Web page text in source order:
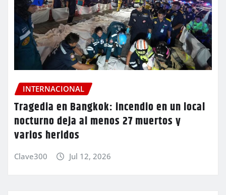
INTERNACIONAL
Tragedia en Bangkok: incendio en un local
nocturno deja al menos 27 muertos y
varios heridos
Clave300 Jul 12, 2026